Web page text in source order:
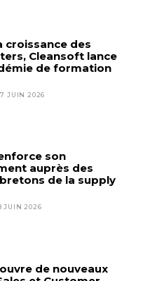
spécifique, l’équipe
pour répondre a
un partenariat,
ou devenir
spécifique, l’équipe
pour répondre a
un partenariat,
ou devenir
croissance des
Cleansoft lance
de formation
JUIN 2026
son
auprès des
de la supply
JUIN 2026
de nouveaux